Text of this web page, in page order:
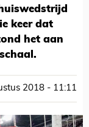
keer dat
het aan
2018 - 11:11